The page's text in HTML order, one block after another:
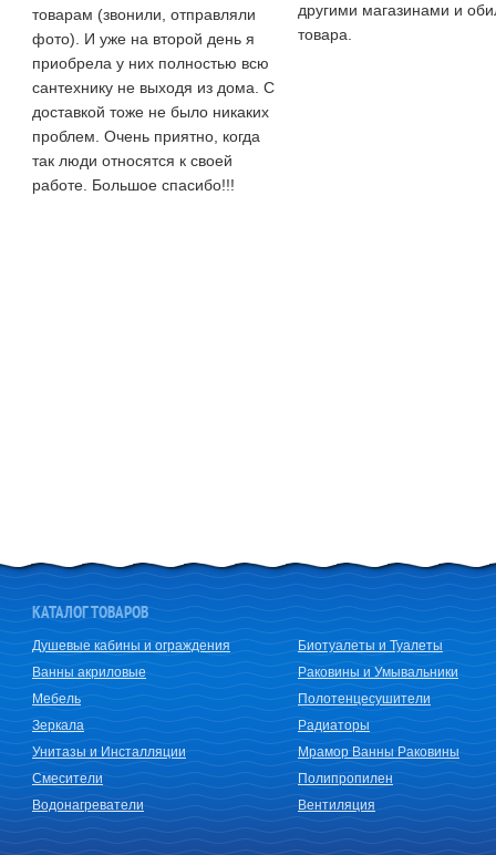
товарам (звонили, отправляли
фото). И уже на второй день я
приобрела у них полностью всю
сантехнику не выходя из дома. С
доставкой тоже не было никаких
проблем. Очень приятно, когда
так люди относятся к своей
работе. Большое спасибо!!!
другими магазинами и
товара.
КАТАЛОГ ТОВАРОВ
Душевые кабины и ограждения
Ванны акриловые
Мебель
Зеркала
Унитазы и Инсталляции
Смесители
Водонагреватели
Биотуалеты и Туалеты
Раковины и Умывальники
Полотенцесушители
Радиаторы
Мрамор Ванны Раковины
Полипропилен
Вентиляция